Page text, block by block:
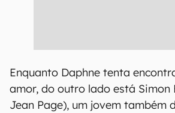
Enquanto Daphne tenta
amor, do outro lado está Simon
Jean Page), um jovem também